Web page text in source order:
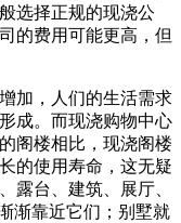
选择正规的现浇公
的费用可能更高，但
加，人们的生活需求
成。而现浇购物中心
阁楼相比，现浇阁楼
的使用寿命，这无疑
露台、建筑、展厅、
渐靠近它们；别墅就